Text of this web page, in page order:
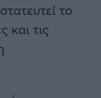
το
και τις